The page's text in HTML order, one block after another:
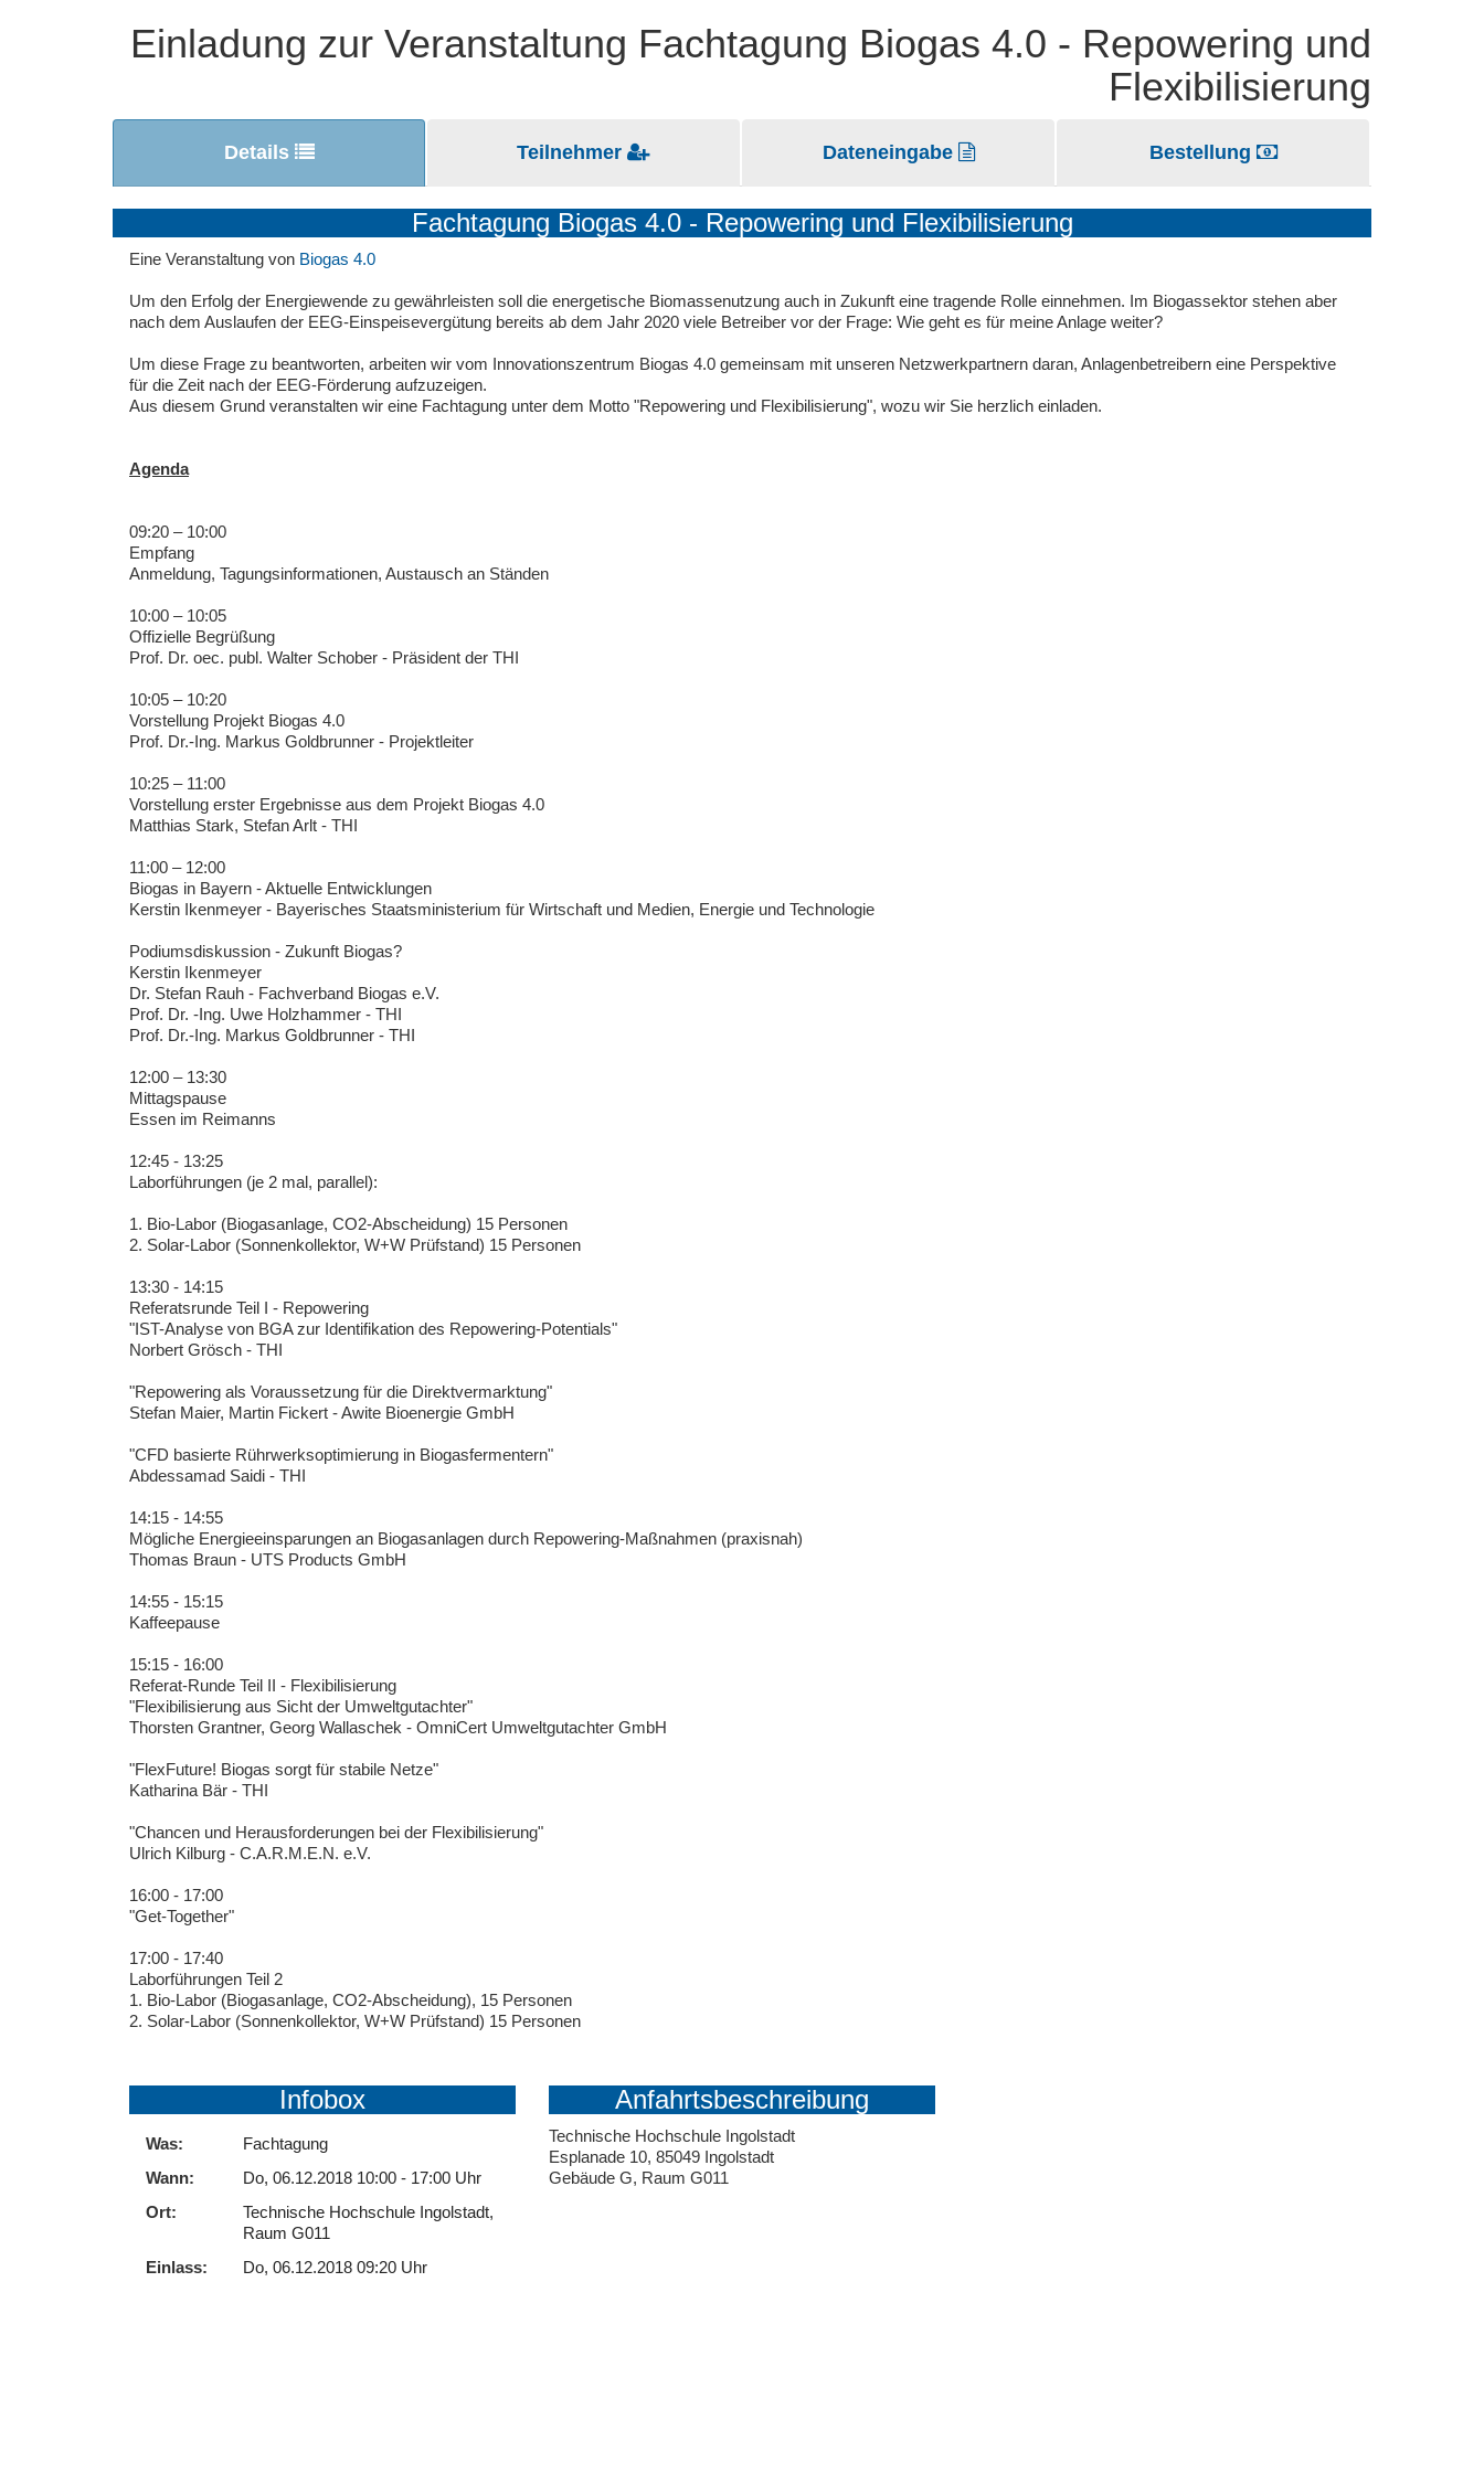
Einladung zur Veranstaltung Fachtagung Biogas 4.0 - Repowering und
Flexibilisierung
Details Teilnehmer Dateneingabe Bestellung
Fachtagung Biogas 4.0 - Repowering und Flexibilisierung
Eine Veranstaltung von Biogas 4.0
Um den Erfolg der Energiewende zu gewährleisten soll die energetische Biomassenutzung auch in Zukunft eine tragende Rolle einnehmen. Im Biogassektor stehen aber
nach dem Auslaufen der EEG-Einspeisevergütung bereits ab dem Jahr 2020 viele Betreiber vor der Frage: Wie geht es für meine Anlage weiter?
Um diese Frage zu beantworten, arbeiten wir vom Innovationszentrum Biogas 4.0 gemeinsam mit unseren Netzwerkpartnern daran, Anlagenbetreibern eine Perspektive
für die Zeit nach der EEG-Förderung aufzuzeigen.
Aus diesem Grund veranstalten wir eine Fachtagung unter dem Motto "Repowering und Flexibilisierung", wozu wir Sie herzlich einladen.
Agenda
09:20 – 10:00
Empfang
Anmeldung, Tagungsinformationen, Austausch an Ständen
10:00 – 10:05
Offizielle Begrüßung
Prof. Dr. oec. publ. Walter Schober - Präsident der THI
10:05 – 10:20
Vorstellung Projekt Biogas 4.0
Prof. Dr.-Ing. Markus Goldbrunner - Projektleiter
10:25 – 11:00
Vorstellung erster Ergebnisse aus dem Projekt Biogas 4.0
Matthias Stark, Stefan Arlt - THI
11:00 – 12:00
Biogas in Bayern - Aktuelle Entwicklungen
Kerstin Ikenmeyer - Bayerisches Staatsministerium für Wirtschaft und Medien, Energie und Technologie
Podiumsdiskussion - Zukunft Biogas?
Kerstin Ikenmeyer
Dr. Stefan Rauh - Fachverband Biogas e.V.
Prof. Dr. -Ing. Uwe Holzhammer - THI
Prof. Dr.-Ing. Markus Goldbrunner - THI
12:00 – 13:30
Mittagspause
Essen im Reimanns
12:45 - 13:25
Laborführungen (je 2 mal, parallel):
1. Bio-Labor (Biogasanlage, CO2-Abscheidung) 15 Personen
2. Solar-Labor (Sonnenkollektor, W+W Prüfstand) 15 Personen
13:30 - 14:15
Referatsrunde Teil I - Repowering
"IST-Analyse von BGA zur Identifikation des Repowering-Potentials"
Norbert Grösch - THI
"Repowering als Voraussetzung für die Direktvermarktung"
Stefan Maier, Martin Fickert - Awite Bioenergie GmbH
"CFD basierte Rührwerksoptimierung in Biogasfermentern"
Abdessamad Saidi - THI
14:15 - 14:55
Mögliche Energieeinsparungen an Biogasanlagen durch Repowering-Maßnahmen (praxisnah)
Thomas Braun - UTS Products GmbH
14:55 - 15:15
Kaffeepause
15:15 - 16:00
Referat-Runde Teil II - Flexibilisierung
"Flexibilisierung aus Sicht der Umweltgutachter"
Thorsten Grantner, Georg Wallaschek - OmniCert Umweltgutachter GmbH
"FlexFuture! Biogas sorgt für stabile Netze"
Katharina Bär - THI
"Chancen und Herausforderungen bei der Flexibilisierung"
Ulrich Kilburg - C.A.R.M.E.N. e.V.
16:00 - 17:00
"Get-Together"
17:00 - 17:40
Laborführungen Teil 2
1. Bio-Labor (Biogasanlage, CO2-Abscheidung), 15 Personen
2. Solar-Labor (Sonnenkollektor, W+W Prüfstand) 15 Personen
Infobox
Was:
Fachtagung
Wann:
Do, 06.12.2018 10:00 - 17:00 Uhr
Ort:
Technische Hochschule Ingolstadt,
Raum G011
Einlass:
Do, 06.12.2018 09:20 Uhr
Anfahrtsbeschreibung
Technische Hochschule Ingolstadt
Esplanade 10, 85049 Ingolstadt
Gebäude G, Raum G011